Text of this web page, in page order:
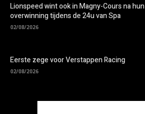
Lionspeed wint ook in Magny-Cours na hun
overwinning tijdens de 24u van Spa
02/08/2026
Eerste zege voor Verstappen Racing
02/08/2026